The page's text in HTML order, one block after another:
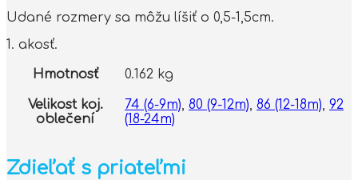
Udané rozmery sa môžu líšiť o 0,5-1,5cm.
1. akosť.
Hmotnosť 0.162 kg
Velikost koj.
oblečení
74 (6-9m), 80 (9-12m), 86 (12-18m), 92
(18-24m)
Zdieľať s priateľmi